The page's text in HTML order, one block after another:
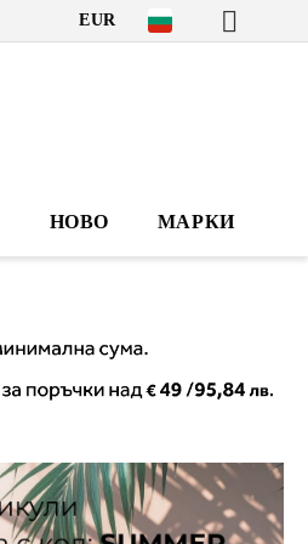
EUR
НОВО МАРКИ